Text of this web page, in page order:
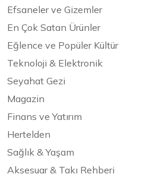
Efsaneler ve Gizemler
En Çok Satan Ürünler
Eğlence ve Popüler Kültür
Teknoloji & Elektronik
Seyahat Gezi
Magazin
Finans ve Yatırım
Hertelden
Sağlık & Yaşam
Aksesuar & Takı Rehberi